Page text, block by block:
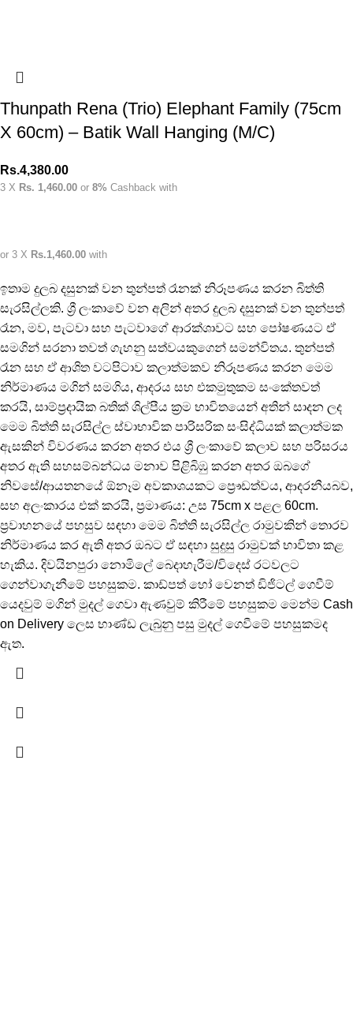
Thunpath Rena (Trio) Elephant Family (75cm
X 60cm) – Batik Wall Hanging (M/C)
Rs.4,380.00
3 X Rs. 1,460.00 or 8% Cashback with
or 3 X Rs.1,460.00 with
ඉතාම දුලබ දසුනක් වන තුන්පත් රෑනක් නිරූපණය කරන බිත්ති
සැරසිල්ලකි. ශ්‍රී ලංකාවේ වන අලින් අතර දුලබ දසුනක් වන තුන්පත්
රෑන, මව, පැටවා සහ පැටවාගේ ආරක්ශාවට සහ පෝෂණයට ඒ
සමගින් සරනා තවත් ගැහනු සත්වයකුගෙන් සමන්විතය. තුන්පත්
රෑන සහ ඒ ආශිත වටපිටාව කලාත්මකව නිරූපණය කරන මෙම
නිර්මාණය මගින් සමගිය, ආදරය සහ එකමුතුකම සංකේතවත්
කරයි, සාම්ප්‍රදායික බතික් ශිල්පීය ක්‍රම භාවිතයෙන් අතින් සාදන ලද
මෙම බිත්ති සැරසිල්ල ස්වාභාවික පාරිසරික සංසිද්ධියක් කලාත්මක
ඇසකින් විවරණය කරන අතර එය ශ්‍රී ලංකාවේ කලාව සහ පරිසරය
අතර ඇති සහසම්බන්ධය මනාව පිළිබිඹු කරන අතර ඔබගේ
නිවසේ/ආයතනයේ ඕනෑම අවකාශයකට ප්‍රෞඩත්වය, ආදරනීයබව,
සහ අලංකාරය එක් කරයි, ප්‍රමාණය: උස 75cm x පළල 60cm.
ප්‍රවාහනයේ පහසුව සඳහා මෙම බිත්ති සැරසිල්ල රාමුවකින් තොරව
නිර්මාණය කර ඇති අතර ඔබට ඒ සඳහා සුදුසු රාමුවක් භාවිතා කළ
හැකිය. දිවයිනපුරා නොමිලේ බෙදාහැරීම/විදෙස් රටවලට
ගෙන්වාගැනීමේ පහසුකම. කාඩ්පත් හෝ වෙනත් ඩිජිටල් ගෙවීම්
යෙදවුම් මගින් මුදල් ගෙවා ඇණවුම් කිරීමේ පහසුකම මෙන්ම Cash
on Delivery ලෙස භාණ්ඩ ලැබුනු පසු මුදල් ගෙවීමේ පහසුකමද
ඇත.